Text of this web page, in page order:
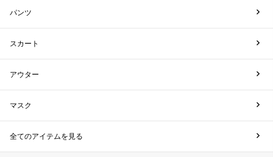
パンツ
スカート
アウター
マスク
全てのアイテムを見る